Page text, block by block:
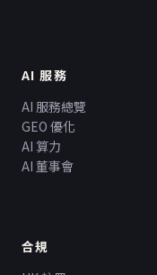
AI 服務
AI 服務總覽
GEO 優化
AI 算力
AI 董事會
合規